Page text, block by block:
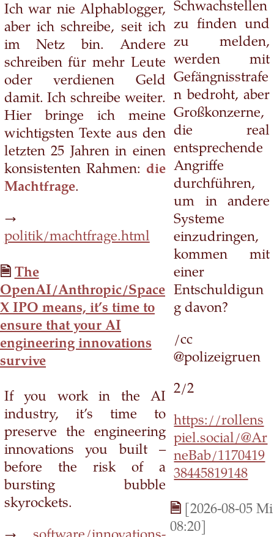
Ich war nie Alphablogger,
aber ich schreibe, seit ich
im Netz bin. Andere
schreiben für mehr Leute
oder verdienen Geld
damit. Ich schreibe weiter.
Hier bringe ich meine
wichtigsten Texte aus den
letzten 25 Jahren in einen
konsistenten Rahmen: die
Machtfrage.
→
politik/machtfrage.html
The
OpenAI/Anthropic/Space
X IPO means, it’s time to
ensure that your AI
engineering innovations
survive
If you work in the AI
industry, it’s time to
preserve the engineering
innovations you built –
before the risk of a
bursting bubble
skyrockets.
Schwachstellen
zu finden und
zu melden,
werden mit
Gefängnisstrafe
n bedroht, aber
Großkonzerne,
die real
entsprechende
Angriffe
durchführen,
um in andere
Systeme
einzudringen,
kommen mit
einer
Entschuldigun
g davon?
/cc
@polizeigruen
2/2
https://rollens
piel.social/@Ar
neBab/1170419
38445819148
[2026-08-05 Mi
08:20]